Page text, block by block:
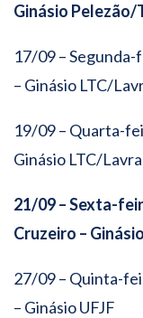
Ginásio Pelezão/
17/09 – Segunda-
– Ginásio LTC/
19/09 – Quarta-
Ginásio LTC/
21/09 – Sexta-
Cruzeiro –
27/09 – Quinta-
– Ginásio UFJF